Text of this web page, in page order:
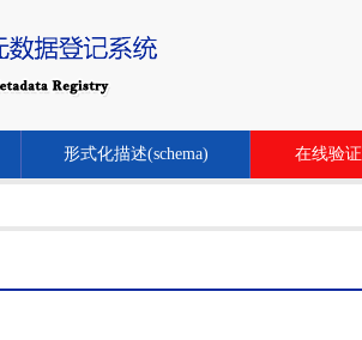
形式化描述(schema) 在线验证